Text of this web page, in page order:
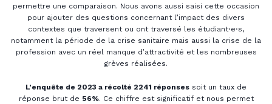
permettre une comparaison. Nous avons aussi saisi cette occasion
pour ajouter des questions concernant l’impact des divers
contextes que traversent ou ont traversé les étudiant⋅e⋅s,
notamment la période de la crise sanitaire mais aussi la crise de la
profession avec un réel manque d’attractivité et les nombreuses
grèves réalisées.
L’enquête de 2023 a récolté 2241 réponses soit un taux de
réponse brut de 56%. Ce chiffre est significatif et nous permet